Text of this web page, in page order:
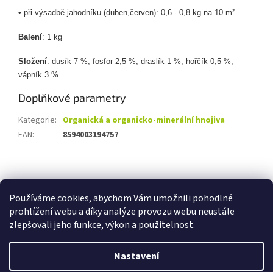
Používáme cookies, abychom Vám umožnili pohodlné
prohlížení webu a díky analýze provozu webu neustále
zlepšovali jeho funkce, výkon a použitelnost.
Nastavení
• při výsadbě jahodníku (duben,červen): 0,6 - 0,8 kg na 10 m²
Balení: 1 kg
Složení: dusík 7 %, fosfor 2,5 %, draslík 1 %, hořčík 0,5 %,
vápník 3 %
Doplňkové parametry
Kategorie: Organická a organicko-minerální hnojiva
EAN: 8594003194757
á